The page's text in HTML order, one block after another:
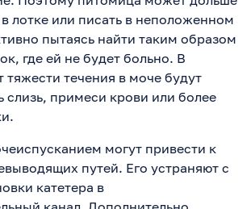
лотке или писать в неположенном
пытаясь найти таким образом
где ей не будет больно. В
тяжести течения в моче будут
слизь, примеси крови или более
могут привести к
путей. Его устраняют с
катетера в